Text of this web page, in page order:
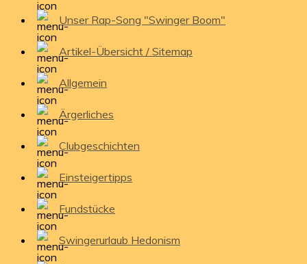
Unser Rap-Song "Swinger Boom"
Artikel-Übersicht / Sitemap
Allgemein
Ärgerliches
Clubgeschichten
Einsteigertipps
Fundstücke
Swingerurlaub Hedonism